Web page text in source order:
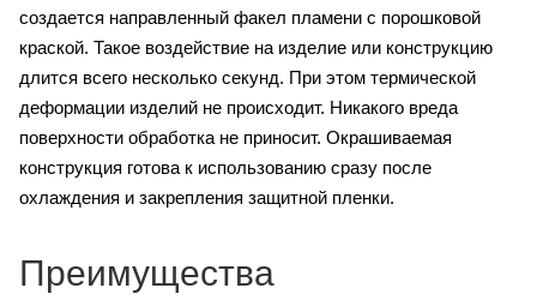
создается направленный факел пламени с порошковой
краской. Такое воздействие на изделие или конструкцию
длится всего несколько секунд. При этом термической
деформации изделий не происходит. Никакого вреда
поверхности обработка не приносит. Окрашиваемая
конструкция готова к использованию сразу после
охлаждения и закрепления защитной пленки.
Преимущества